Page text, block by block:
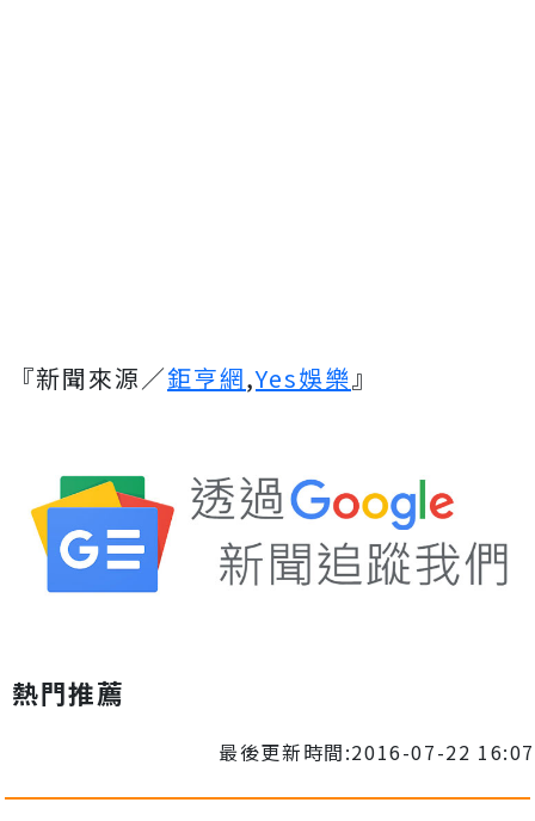
『新聞來源／鉅亨網,Yes娛樂』
熱門推薦
最後更新時間:2016-07-22 16:07